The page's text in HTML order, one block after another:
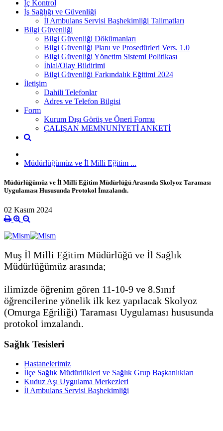
İç Kontrol
İş Sağlığı ve Güvenliği
İl Ambulans Servisi Başhekimliği Talimatları
Bilgi Güvenliği
Bilgi Güvenliği Dökümanları
Bilgi Güvenliği Planı ve Prosedürleri Vers. 1.0
Bilgi Güvenliği Yönetim Sistemi Politikası
İhlal/Olay Bildirimi
Bilgi Güvenliği Farkındalık Eğitimi 2024
İletişim
Dahili Telefonlar
Adres ve Telefon Bilgisi
Form
Kurum Dışı Görüş ve Öneri Formu
ÇALIŞAN MEMNUNİYETİ ANKETİ
Müdürlüğümüz ve İl Milli Eğitim ...
Müdürlüğümüz ve İl Milli Eğitim Müdürlüğü Arasında Skolyoz Taraması
Uygulaması Hususunda Protokol İmzalandı.
02 Kasım 2024
Muş İl Milli Eğitim Müdürlüğü ve İl Sağlık
Müdürlüğümüz arasında;
ilimizde öğrenim gören 11-10-9 ve 8.Sınıf
öğrencilerine yönelik ilk kez yapılacak Skolyoz
(Omurga Eğriliği) Taraması Uygulaması hususunda
protokol imzalandı.
Sağlık Tesisleri
Hastanelerimiz
İlçe Sağlık Müdürlükleri ve Sağlık Grup Başkanlıkları
Kuduz Aşı Uygulama Merkezleri
İl Ambulans Servisi Başhekimliği